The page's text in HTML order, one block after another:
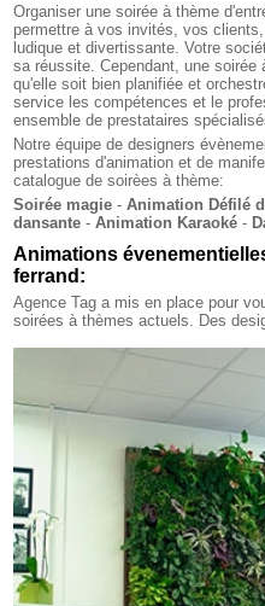
Organiser une soirée à thème
permettre à vos invités, vos
ludique et divertissante. Votre
sa réussite. Cependant, une
qu'elle soit bien planifiée et
service les compétences et le
ensemble de prestataires
Notre équipe de designers
prestations d'animation et de
catalogue de soirèes à thème:
Soirée magie -Animation Défilé
dansante -Animation Karaoké -
Animations
ferrand:
Agence Tag a mis en place pour
soirées à thèmes actuels. Des